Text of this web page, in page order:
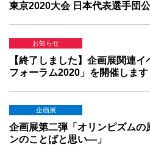
東京2020大会 日本代表選手団
お知らせ
【終了しました】企画展関連
フォーラム2020」を開催します
企画展
企画展第二弾「オリンピズム
ンのことばと思い―」